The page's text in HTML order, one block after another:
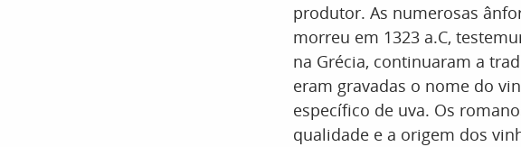
produtor. As numerosas
morreu em 1323 a.C,
na Grécia, continuaram a
eram gravadas o nome do
específico de uva. Os
qualidade e a origem dos